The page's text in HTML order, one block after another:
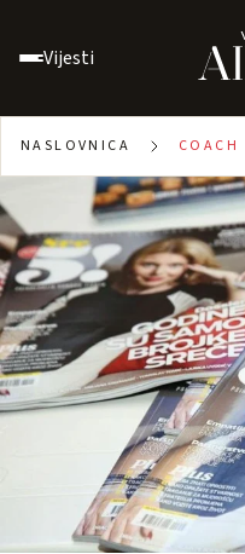
Vijesti
NASLOVNICA COACH